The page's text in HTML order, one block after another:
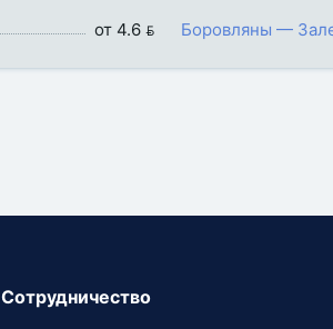
от 4.6 
Боровляны —
Сотрудничество